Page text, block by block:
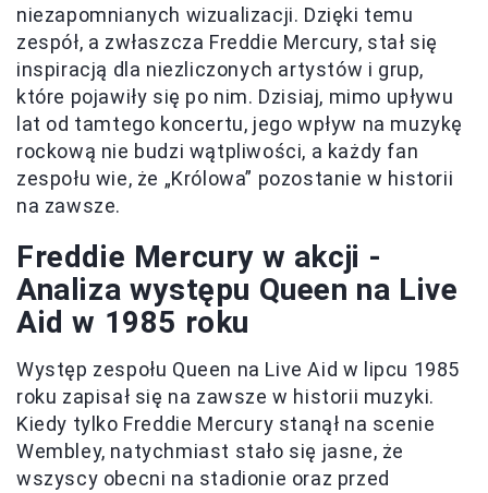
niezapomnianych wizualizacji. Dzięki temu
zespół, a zwłaszcza Freddie Mercury, stał się
inspiracją dla niezliczonych artystów i grup,
które pojawiły się po nim. Dzisiaj, mimo upływu
lat od tamtego koncertu, jego wpływ na muzykę
rockową nie budzi wątpliwości, a każdy fan
zespołu wie, że „Królowa” pozostanie w historii
na zawsze.
Freddie Mercury w akcji -
Analiza występu Queen na Live
Aid w 1985 roku
Występ zespołu Queen na Live Aid w lipcu 1985
roku zapisał się na zawsze w historii muzyki.
Kiedy tylko Freddie Mercury stanął na scenie
Wembley, natychmiast stało się jasne, że
wszyscy obecni na stadionie oraz przed